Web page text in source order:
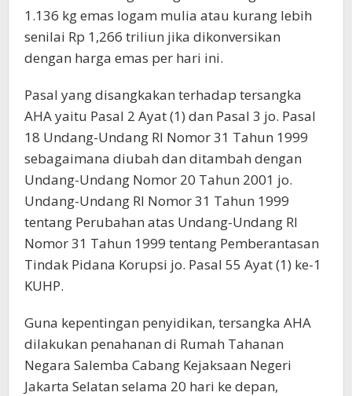
1.136 kg emas logam mulia atau kurang lebih
senilai Rp 1,266 triliun jika dikonversikan
dengan harga emas per hari ini.
Pasal yang disangkakan terhadap tersangka
AHA yaitu Pasal 2 Ayat (1) dan Pasal 3 jo. Pasal
18 Undang-Undang RI Nomor 31 Tahun 1999
sebagaimana diubah dan ditambah dengan
Undang-Undang Nomor 20 Tahun 2001 jo.
Undang-Undang RI Nomor 31 Tahun 1999
tentang Perubahan atas Undang-Undang RI
Nomor 31 Tahun 1999 tentang Pemberantasan
Tindak Pidana Korupsi jo. Pasal 55 Ayat (1) ke-1
KUHP.
Guna kepentingan penyidikan, tersangka AHA
dilakukan penahanan di Rumah Tahanan
Negara Salemba Cabang Kejaksaan Negeri
Jakarta Selatan selama 20 hari ke depan,